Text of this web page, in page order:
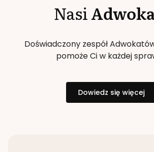
Nasi
Doświadczony zespół
pomoże Ci w każdej
Dowiedz się więcej